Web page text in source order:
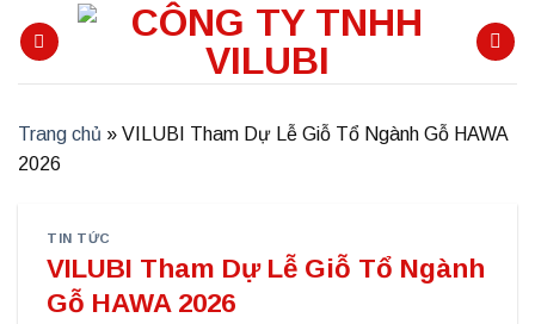
Trang chủ » VILUBI Tham Dự Lễ Giỗ Tổ Ngành Gỗ HAWA
2026
TIN TỨC
VILUBI Tham Dự Lễ Giỗ Tổ Ngành
Gỗ HAWA 2026